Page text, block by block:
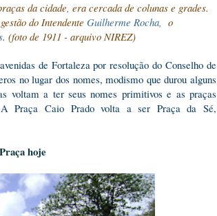
da cidade, era cercada de colunas e grades.
do Intendente Guilherme Rocha, o
. (foto de 1911 - arquivo NIREZ)
de Fortaleza por resolução do Conselho de
no lugar dos nomes, modismo que durou alguns
voltam a ter seus nomes primitivos e as praças
Praça Caio Prado volta a ser Praça da Sé,
hoje